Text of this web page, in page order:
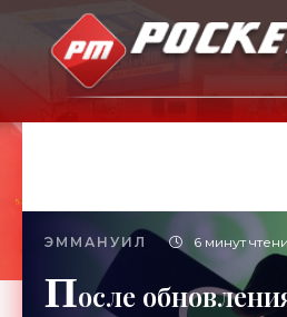
ЭММАНУИЛ 6 минут
После